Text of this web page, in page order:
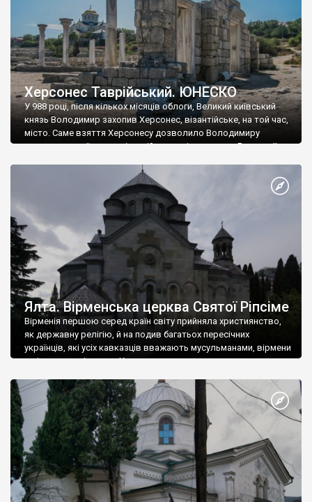
Херсонес Таврійський. ЮНЕСКО
У 988 році, після кількох місяців облоги, Великий київський
князь Володимир захопив Херсонес, візантійське, на той час,
місто. Саме взяття Херсонесу дозволило Володимиру
диктувати свої умови візантійському імператору Василю ІІ, та
Херсонесі Володимир-язичник, став Василем-християнином.
А потім було Хрещення Русі. На честь Херсонесу Таврійського
Ялта. Вірменська церква Святої Ріпсіме
Вірменія першою серед країн світу прийняла християнство,
як державну релігію, й на подив багатьох пересічних
українців, які усіх кавказців вважають мусульманами, вірмени
є відданими вірянами Христа